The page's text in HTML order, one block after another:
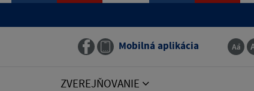
Mobilná aplikácia
ZVEREJŇOVANIE